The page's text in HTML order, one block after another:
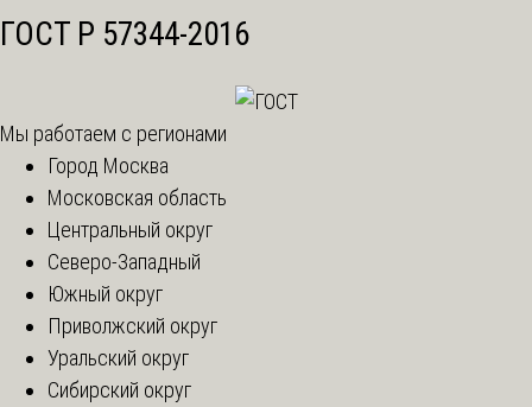
ГОСТ Р 57344-2016
Мы работаем с регионами
Город Москва
Московская область
Центральный округ
Северо-Западный
Южный округ
Приволжский округ
Уральский округ
Сибирский округ